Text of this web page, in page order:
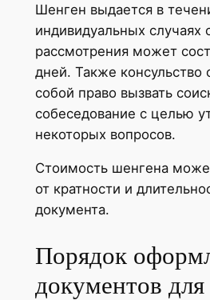
Шенген выдается в
индивидуальных случаях
рассмотрения может
дней. Также консульство
собой право вызвать
собеседование с целью
некоторых вопросов.
Стоимость шенгена
от кратности и
документа.
Порядок
документов